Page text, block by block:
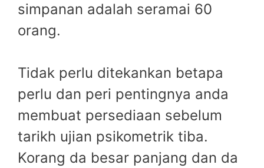
simpanan adalah seramai 60
orang.
Tidak perlu ditekankan betapa
perlu dan peri pentingnya anda
membuat persediaan sebelum
tarikh ujian psikometrik tiba.
Korang da besar panjang dan da